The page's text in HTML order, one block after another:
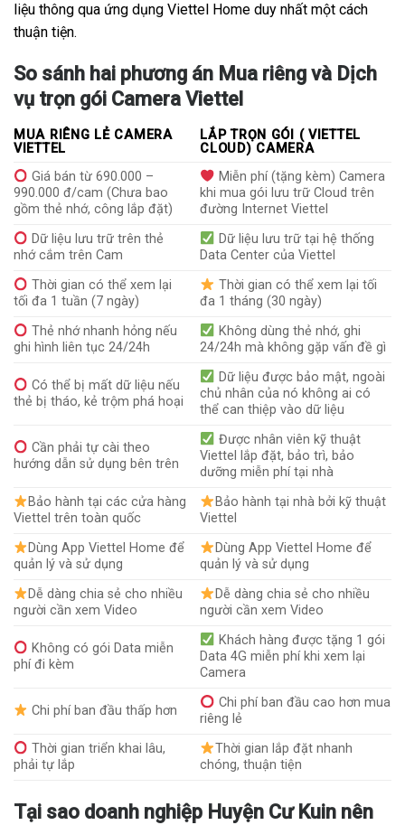
liệu thông qua ứng dụng Viettel Home duy nhất một cách
thuận tiện.
So sánh hai phương án Mua riêng và Dịch
vụ trọn gói Camera Viettel
MUA RIÊNG LẺ CAMERA
VIETTEL
LẮP TRỌN GÓI ( VIETTEL
CLOUD) CAMERA
Giá bán từ 690.000 –
990.000 đ/cam (Chưa bao
gồm thẻ nhớ, công lắp đặt)
Miễn phí (tặng kèm) Camera
khi mua gói lưu trữ Cloud trên
đường Internet Viettel
Dữ liệu lưu trữ trên thẻ
nhớ cắm trên Cam
Dữ liệu lưu trữ tại hệ thống
Data Center của Viettel
Thời gian có thể xem lại
tối đa 1 tuần (7 ngày)
Thời gian có thể xem lại tối
đa 1 tháng (30 ngày)
Thẻ nhớ nhanh hỏng nếu
ghi hình liên tục 24/24h
Không dùng thẻ nhớ, ghi
24/24h mà không gặp vấn đề gì
Có thể bị mất dữ liệu nếu
thẻ bị tháo, kẻ trộm phá hoại
Dữ liệu được bảo mật, ngoài
chủ nhân của nó không ai có
thể can thiệp vào dữ liệu
Cần phải tự cài theo
hướng dẫn sử dụng bên trên
Được nhân viên kỹ thuật
Viettel lắp đặt, bảo trì, bảo
dưỡng miễn phí tại nhà
Bảo hành tại các cửa hàng
Viettel trên toàn quốc
Bảo hành tại nhà bởi kỹ thuật
Viettel
Dùng App Viettel Home để
quản lý và sử dụng
Dùng App Viettel Home để
quản lý và sử dụng
Dễ dàng chia sẻ cho nhiều
người cần xem Video
Dễ dàng chia sẻ cho nhiều
người cần xem Video
Không có gói Data miễn
phí đi kèm
Khách hàng được tặng 1 gói
Data 4G miễn phí khi xem lại
Camera
Chi phí ban đầu thấp hơn
Chi phí ban đầu cao hơn mua
riêng lẻ
Thời gian triển khai lâu,
phải tự lắp
Thời gian lắp đặt nhanh
chóng, thuận tiện
Tại sao doanh nghiệp Huyện Cư Kuin nên